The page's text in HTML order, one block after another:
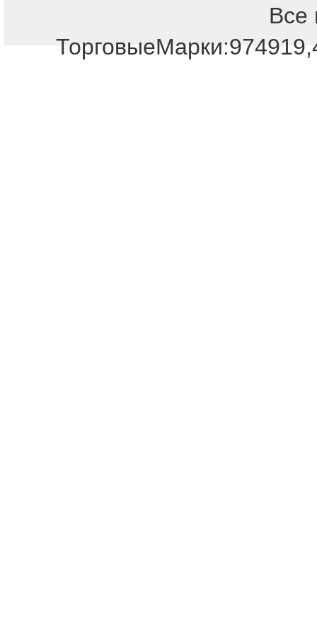
Все